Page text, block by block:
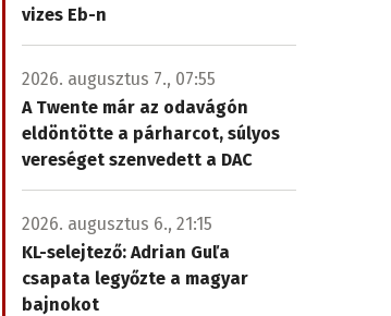
vizes Eb-n
2026. augusztus 7., 07:55
A Twente már az odavágón
eldöntötte a párharcot, súlyos
vereséget szenvedett a DAC
2026. augusztus 6., 21:15
KL-selejtező: Adrian Guľa
csapata legyőzte a magyar
bajnokot